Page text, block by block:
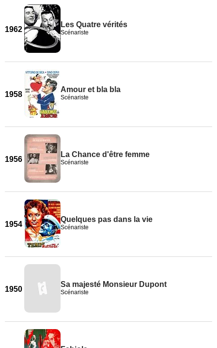
1962
Les Quatre vérités
Scénariste
1958
Amour et bla bla
Scénariste
1956
La Chance d'être femme
Scénariste
1954
Quelques pas dans la vie
Scénariste
1950
Sa majesté Monsieur Dupont
Scénariste